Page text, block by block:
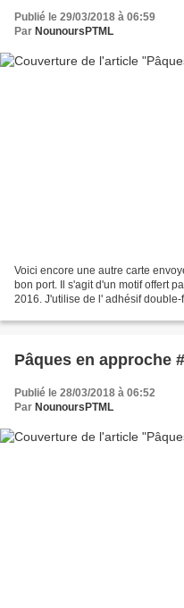
Publié le 29/03/2018 à 06:59
Par NounoursPTML
Voici encore une autre carte
bon port. Il s'agit d'un motif offert
2016. J'utilise de l' adhésif
Pâques en approche
Publié le 28/03/2018 à 06:52
Par NounoursPTML